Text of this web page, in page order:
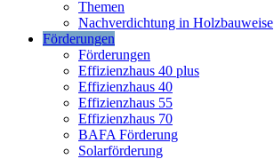
Themen
Nachverdichtung in Holzbauweise
Förderungen
Förderungen
Effizienzhaus 40 plus
Effizienzhaus 40
Effizienzhaus 55
Effizienzhaus 70
BAFA Förderung
Solarförderung